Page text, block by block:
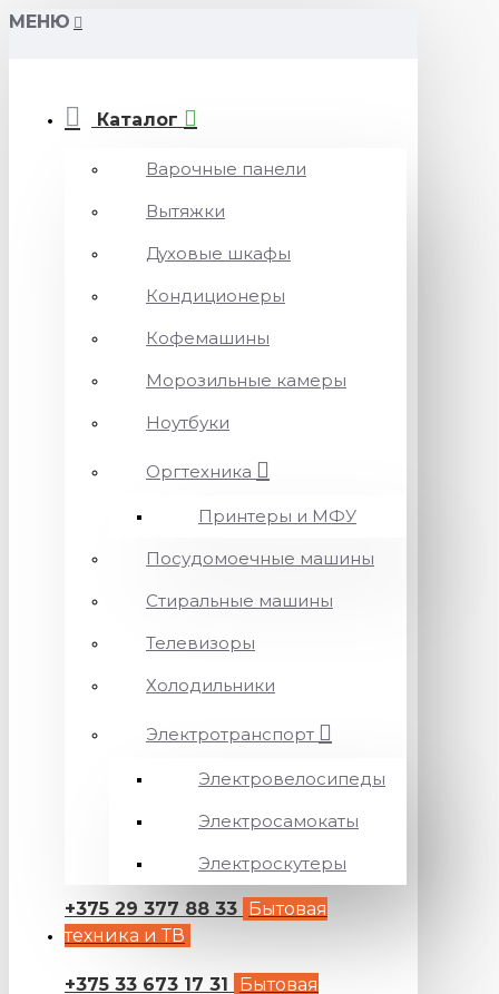
МЕНЮ
Каталог
Варочные панели
Вытяжки
Духовые шкафы
Кондиционеры
Кофемашины
Морозильные камеры
Ноутбуки
Оргтехника
Принтеры и МФУ
Посудомоечные машины
Стиральные машины
Телевизоры
Холодильники
Электротранспорт
Электровелосипеды
Электросамокаты
Электроскутеры
+375 29 377 88 33 Бытовая
техника и ТВ
+375 33 673 17 31
Бытовая